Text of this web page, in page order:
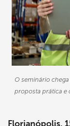
O seminário
proposta prática e
Florianópolis,